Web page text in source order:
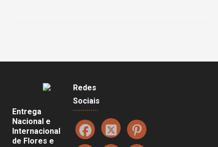
Entrega
Nacional e
Internacional
de Flores e
Redes
Sociais